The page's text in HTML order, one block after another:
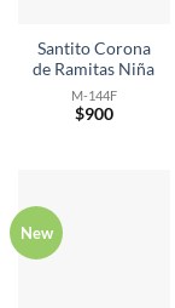
Santito Corona
de Ramitas Niña
M-144F
$900
New